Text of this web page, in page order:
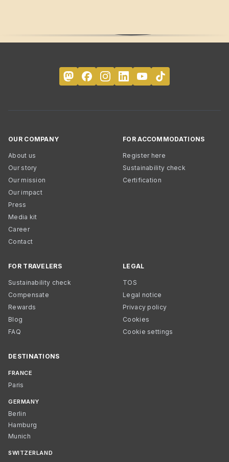
OUR COMPANY
About us
Our story
Our mission
Our impact
Press
Media kit
Career
Contact
FOR ACCOMMODATIONS
Register here
Sustainability check
Certification
FOR TRAVELERS
Sustainability check
Compensate
Rewards
Blog
FAQ
LEGAL
TOS
Legal notice
Privacy policy
Cookies
Cookie settings
DESTINATIONS
FRANCE
Paris
GERMANY
Berlin
Hamburg
Munich
SWITZERLAND